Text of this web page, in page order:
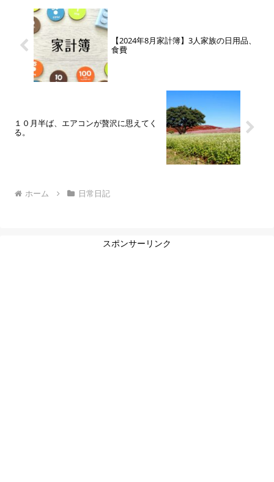
【2024年8月家計簿】3人家族の日用品、
食費
１０月半ば、エアコンが贅沢に思えてく
る。
ホーム 日常日記
スポンサーリンク